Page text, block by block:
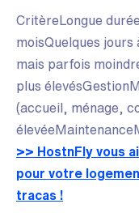
CritèreLongue
moisQuelques jours
mais parfois
plus
(accueil, ménage,
>> HostnFly vous
pour votre
tracas !